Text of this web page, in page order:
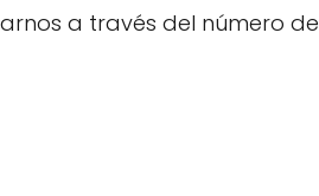
a través del número de